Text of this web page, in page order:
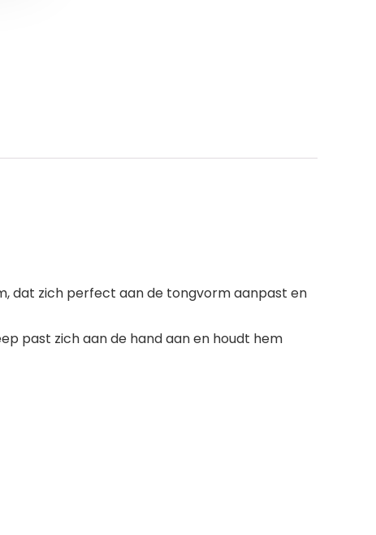
dat zich perfect aan de tongvorm aanpast en
past zich aan de hand aan en houdt hem